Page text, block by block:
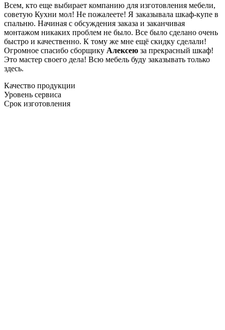
Всем, кто еще выбирает компанию для изготовления мебели,
советую Кухни мол! Не пожалеете! Я заказывала шкаф-купе в
спальню. Начиная с обсуждения заказа и заканчивая
монтажом никаких проблем не было. Все было сделано очень
быстро и качественно. К тому же мне ещё скидку сделали!
Огромное спасибо сборщику Алексею за прекрасный шкаф!
Это мастер своего дела! Всю мебель буду заказывать только
здесь.
Качество продукции
Уровень сервиса
Срок изготовления